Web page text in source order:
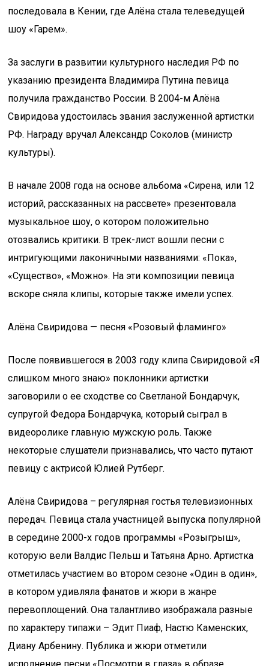
последовала в Кении, где Алёна стала телеведущей
шоу «Гарем».
За заслуги в развитии культурного наследия РФ по
указанию президента Владимира Путина певица
получила гражданство России. В 2004-м Алёна
Свиридова удостоилась звания заслуженной артистки
РФ. Награду вручал Александр Соколов (министр
культуры).
В начале 2008 года на основе альбома «Сирена, или 12
историй, рассказанных на рассвете» презентовала
музыкальное шоу, о котором положительно
отозвались критики. В трек-лист вошли песни с
интригующими лаконичными названиями: «Пока»,
«Существо», «Можно». На эти композиции певица
вскоре сняла клипы, которые также имели успех.
Алёна Свиридова — песня «Розовый фламинго»
После появившегося в 2003 году клипа Свиридовой «Я
слишком много знаю» поклонники артистки
заговорили о ее сходстве со Светланой Бондарчук,
супругой Федора Бондарчука, который сыграл в
видеоролике главную мужскую роль. Также
некоторые слушатели признавались, что часто путают
певицу с актрисой Юлией Рутберг.
Алёна Свиридова – регулярная гостья телевизионных
передач. Певица стала участницей выпуска популярной
в середине 2000-х годов программы «Розыгрыш»,
которую вели Валдис Пельш и Татьяна Арно. Артистка
отметилась участием во втором сезоне «Один в один»,
в котором удивляла фанатов и жюри в жанре
перевоплощений. Она талантливо изображала разные
по характеру типажи – Эдит Пиаф, Настю Каменских,
Диану Арбенину. Публика и жюри отметили